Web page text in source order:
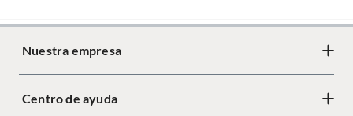
Nuestra empresa
Centro de ayuda